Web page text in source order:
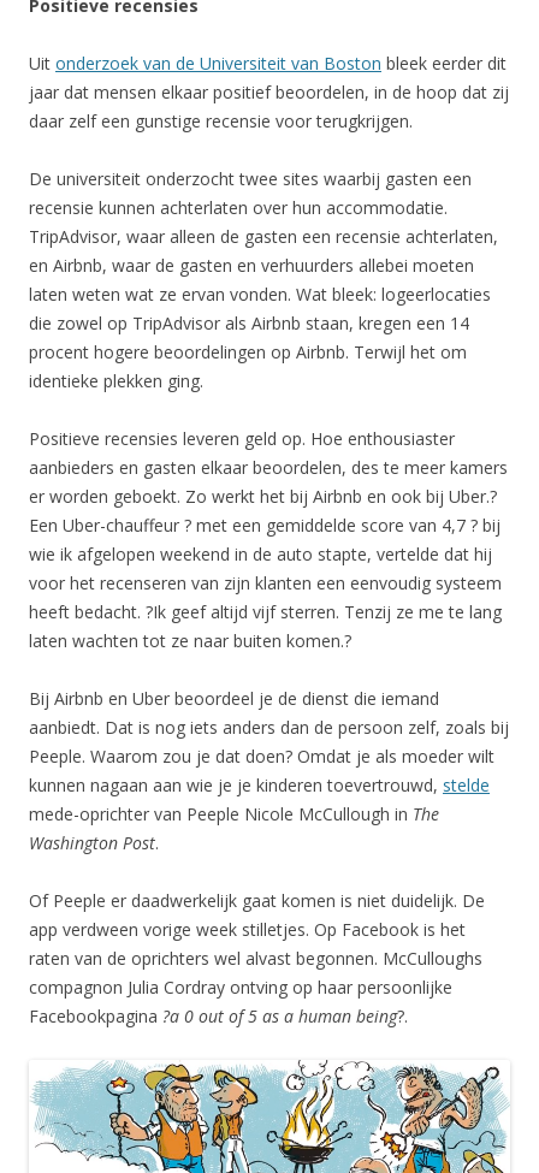
Positieve recensies
Uit onderzoek van de Universiteit van Boston bleek eerder dit
jaar dat mensen elkaar positief beoordelen, in de hoop dat zij
daar zelf een gunstige recensie voor terugkrijgen.
De universiteit onderzocht twee sites waarbij gasten een
recensie kunnen achterlaten over hun accommodatie.
TripAdvisor, waar alleen de gasten een recensie achterlaten,
en Airbnb, waar de gasten en verhuurders allebei moeten
laten weten wat ze ervan vonden. Wat bleek: logeerlocaties
die zowel op TripAdvisor als Airbnb staan, kregen een 14
procent hogere beoordelingen op Airbnb. Terwijl het om
identieke plekken ging.
Positieve recensies leveren geld op. Hoe enthousiaster
aanbieders en gasten elkaar beoordelen, des te meer kamers
er worden geboekt. Zo werkt het bij Airbnb en ook bij Uber.?
Een Uber-chauffeur ? met een gemiddelde score van 4,7 ? bij
wie ik afgelopen weekend in de auto stapte, vertelde dat hij
voor het recenseren van zijn klanten een eenvoudig systeem
heeft bedacht. ?Ik geef altijd vijf sterren. Tenzij ze me te lang
laten wachten tot ze naar buiten komen.?
Bij Airbnb en Uber beoordeel je de dienst die iemand
aanbiedt. Dat is nog iets anders dan de persoon zelf, zoals bij
Peeple. Waarom zou je dat doen? Omdat je als moeder wilt
kunnen nagaan aan wie je je kinderen toevertrouwd, stelde
mede-oprichter van Peeple Nicole McCullough in The
Washington Post.
Of Peeple er daadwerkelijk gaat komen is niet duidelijk. De
app verdween vorige week stilletjes. Op Facebook is het
raten van de oprichters wel alvast begonnen. McCulloughs
compagnon Julia Cordray ontving op haar persoonlijke
Facebookpagina ?a 0 out of 5 as a human being?.